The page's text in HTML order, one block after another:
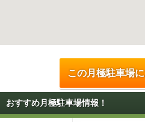
この月極駐車場
おすすめ月極駐車場情報！